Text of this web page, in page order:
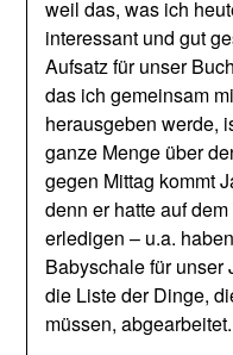
weil das, was ich
interessant und gut
Aufsatz für unser
das ich gemeinsam
herausgeben werde,
ganze Menge über
gegen Mittag kommt
denn er hatte auf
erledigen – u.a.
Babyschale für unser
die Liste der Dinge,
müssen, abgearbeitet.